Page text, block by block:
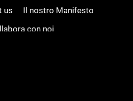
us
Il nostro Manifesto
con noi